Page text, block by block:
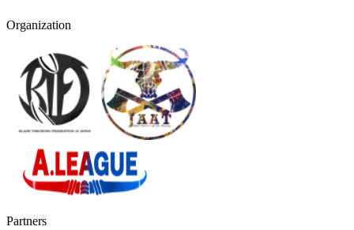
Organization
Partners